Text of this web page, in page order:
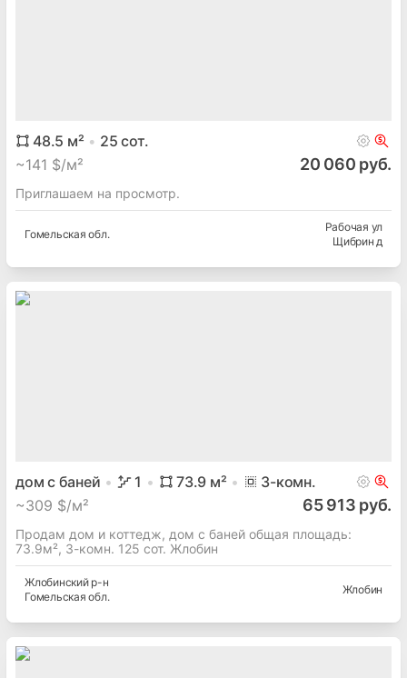
48.5 м² 25 сот.
~141 $/м² 20 060 руб.
Приглашаем на просмотр.
Гомельская обл.
Рабочая ул
Щибрин д
дом с баней 1 73.9 м² 3-комн.
~309 $/м² 65 913 руб.
Продам дом и коттедж, дом с баней общая площадь:
73.9м², 3-комн. 125 сот. Жлобин
Жлобинскийр-н
Гомельская обл.
Жлобин